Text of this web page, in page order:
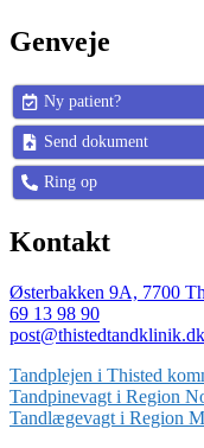
Genveje
Ny patient?
Send dokument
Ring op
Kontakt
Østerbakken 9A, 7700
69 13 98 90
post@thistedtandklinik.dk
Tandplejen i Thisted
Tandpinevagt i Region
Tandlægevagt i Region